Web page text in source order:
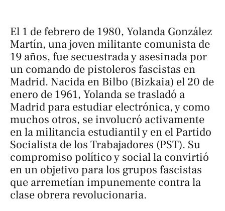
El 1 de febrero de 1980, Yolanda González
Martín, una joven militante comunista de
19 años, fue secuestrada y asesinada por
un comando de pistoleros fascistas en
Madrid. Nacida en Bilbo (Bizkaia) el 20 de
enero de 1961, Yolanda se trasladó a
Madrid para estudiar electrónica, y como
muchos otros, se involucró activamente
en la militancia estudiantil y en el Partido
Socialista de los Trabajadores (PST). Su
compromiso político y social la convirtió
en un objetivo para los grupos fascistas
que arremetían impunemente contra la
clase obrera revolucionaria.